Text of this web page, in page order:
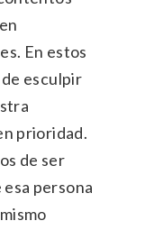
En estos
esculpir
prioridad.
de ser
persona